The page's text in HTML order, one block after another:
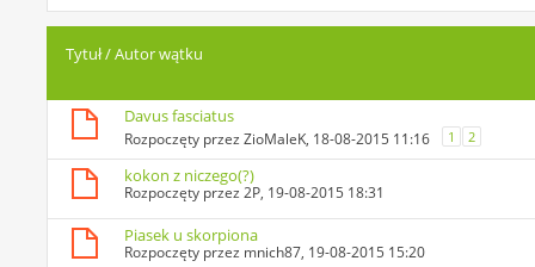
Tytuł/Autor wątku
Davus fasciatus
Rozpoczęty przezZioMaleK, 18-08-2015 11:16 1 2
kokon z niczego(?)
Rozpoczęty przez2P, 19-08-2015 18:31
Piasek u skorpiona
Rozpoczęty przez mnich87, 19-08-2015 15:20